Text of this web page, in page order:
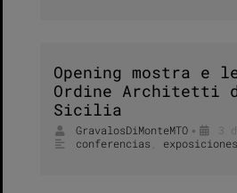
Opening mostra e
Ordine Architetti
Sicilia
GravalosDiMonteMTO • 3
conferencias exposiciones